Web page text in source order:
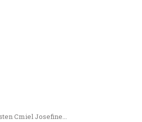
Cmiel Josefine